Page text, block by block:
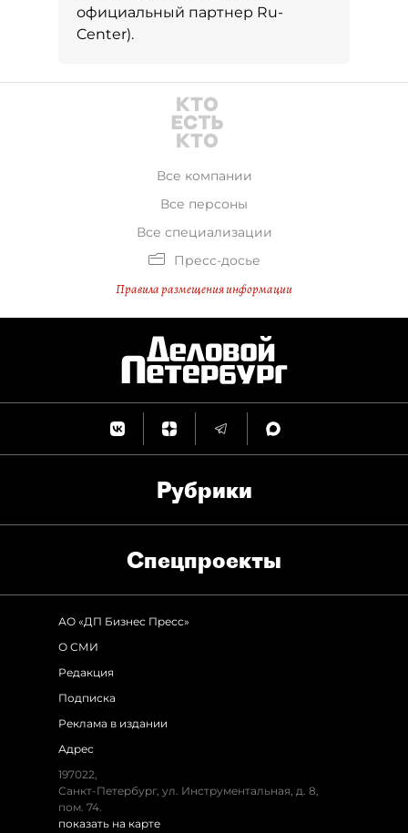
официальный партнер Ru-
Center).
Все компании
Все персоны
Все специализации
Пресс-досье
Правила размещения информации
Рубрики
Спец­проекты
АО «ДП Бизнес Пресс»
О СМИ
Редакция
Подписка
Реклама в издании
Адрес
197022,
Санкт-Петербург, ул. Инструментальная, д. 8,
пом. 74.
показать на карте